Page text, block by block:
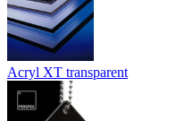
Acryl XT transparent